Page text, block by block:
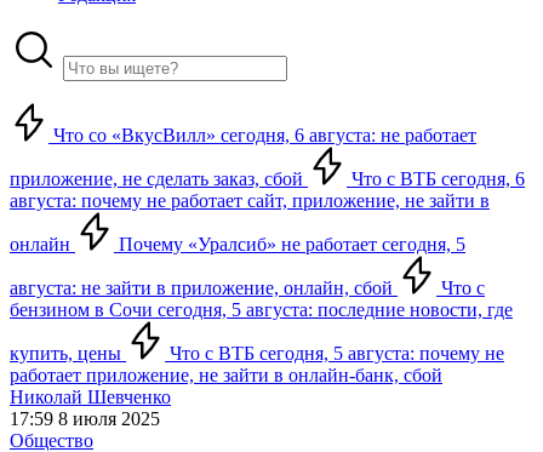
Что со «ВкусВилл» сегодня, 6 августа: не работает
приложение, не сделать заказ, сбой
Что с ВТБ сегодня, 6
августа: почему не работает сайт, приложение, не зайти в
онлайн Почему «Уралсиб» не работает сегодня, 5
августа: не зайти в приложение, онлайн, сбой
Что с
бензином в Сочи сегодня, 5 августа: последние новости, где
купить, цены
Что с ВТБ сегодня, 5 августа: почему не
работает приложение, не зайти в онлайн-банк, сбой
Николай Шевченко
17:59 8 июля 2025
Общество